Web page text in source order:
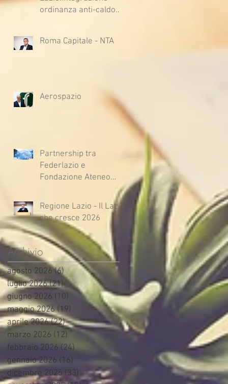
ordinanza anti-caldo
Roma Capitale - NTA
Aerospazio
Partnership tra
Federlazio e
Fondazione Ateneo
Regione Lazio - Il Lazio
che cresce 2026
Archivio
agosto 2026 (6) 6 post
luglio 2026 (21)21 post
giugno 2026 (10) 10 post
maggio 2026 (19) 19 post
aprile 2026 (22)22 post
marzo 2026 (12) 12 post
febbraio 2026 (24)24 post
gennaio 2026 (16) 16 post
dicembre 2025 (33) 33 post